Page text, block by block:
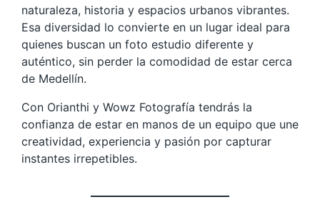
naturaleza, historia y espacios urbanos vibrantes.
Esa diversidad lo convierte en un lugar ideal para
quienes buscan un foto estudio diferente y
auténtico, sin perder la comodidad de estar cerca
de Medellín.
Con Orianthi y Wowz Fotografía tendrás la
confianza de estar en manos de un equipo que une
creatividad, experiencia y pasión por capturar
instantes irrepetibles.